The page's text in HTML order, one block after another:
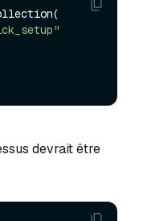
devrait être